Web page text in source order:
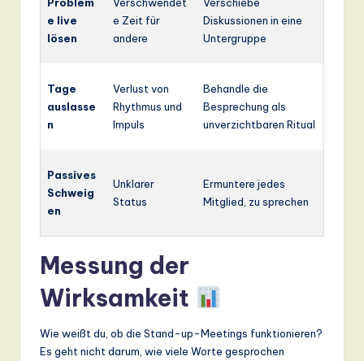
e live
lösen
e Zeit für
andere
Diskussionen in eine
Untergruppe
Tage
auslasse
n
Verlust von
Rhythmus und
Impuls
Behandle die
Besprechung als
unverzichtbaren Ritual
Passives
Schweig
en
Unklarer
Status
Ermuntere jedes
Mitglied, zu sprechen
Messung der
Wirksamkeit
Wie weißt du, ob die Stand-up-Meetings funktionieren?
Es geht nicht darum, wie viele Worte gesprochen